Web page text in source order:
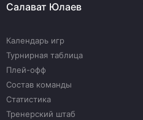
Салават Юлаев
Календарь игр
Турнирная таблица
Плей-офф
Состав команды
Статистика
Тренерский штаб